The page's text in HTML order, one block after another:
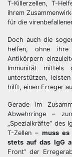
T-Killerzellen, T-
ihrem
für die
Doch auch die
helfen, ohne ihre
Antikörpern
Immunität mittels
unterstützen,
hilft, einen Erreger
Gerade im
Abwehrringe –
„Spezialkräfte“ des
T-Zellen – muss es
stets auf das IgG
Front“ der